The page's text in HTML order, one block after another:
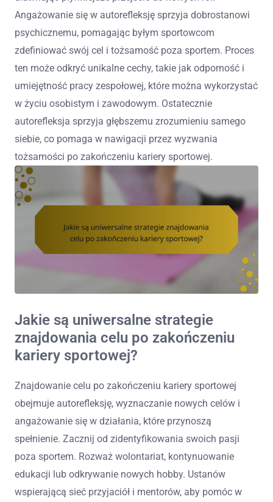
Angażowanie się w autorefleksję sprzyja dobrostanowi
psychicznemu, pomagając byłym sportowcom
zdefiniować swój cel i tożsamość poza sportem. Proces
ten może odkryć unikalne cechy, takie jak odporność i
umiejętność pracy zespołowej, które można wykorzystać
w życiu osobistym i zawodowym. Ostatecznie
autorefleksja sprzyja głębszemu zrozumieniu samego
siebie, co pomaga w nawigacji przez wyzwania
tożsamości po zakończeniu kariery sportowej.
Jakie są uniwersalne strategie
znajdowania celu po zakończeniu
kariery sportowej?
Znajdowanie celu po zakończeniu kariery sportowej
obejmuje autorefleksję, wyznaczanie nowych celów i
angażowanie się w działania, które przynoszą
spełnienie. Zacznij od zidentyfikowania swoich pasji
poza sportem. Rozważ wolontariat, kontynuowanie
edukacji lub odkrywanie nowych hobby. Ustanów
wspierającą sieć przyjaciół i mentorów, aby pomóc w